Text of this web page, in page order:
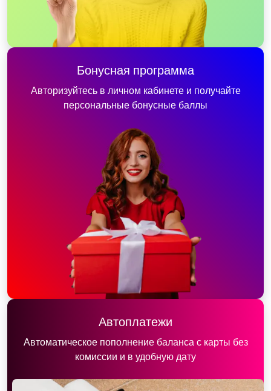
Бонусная программа
Авторизуйтесь в личном кабинете и получайте
персональные бонусные баллы
Автоплатежи
Автоматическое пополнение баланса с карты без
комиссии и в удобную дату